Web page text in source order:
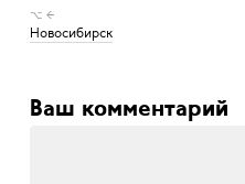
⌥ ←
Новосибирск
Ваш комментарий